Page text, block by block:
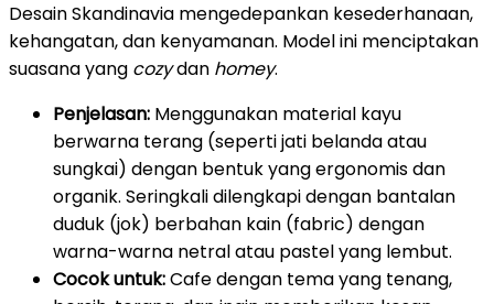
Desain Skandinavia mengedepankan kesederhanaan,
kehangatan, dan kenyamanan. Model ini menciptakan
suasana yang cozydan homey.
Penjelasan: Menggunakan material kayu
berwarna terang (seperti jati belanda atau
sungkai) dengan bentuk yang ergonomis dan
organik. Seringkali dilengkapi dengan bantalan
duduk (jok) berbahan kain (fabric) dengan
warna-warna netral atau pastel yang lembut.
Cocok untuk:Cafe dengan tema yang tenang,